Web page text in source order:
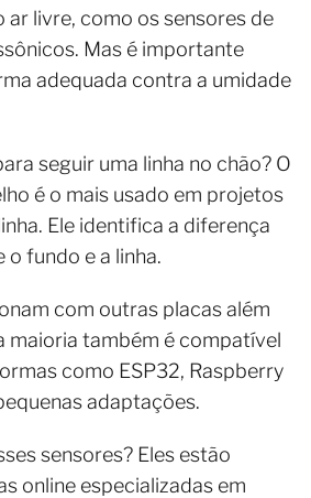
ar livre, como os sensores de
Mas é importante
adequada contra a umidade
seguir uma linha no chão? O
é o mais usado em projetos
Ele identifica a diferença
fundo e a linha.
com outras placas além
maioria também é compatível
como ESP32, Raspberry
adaptações.
sensores? Eles estão
online especializadas em